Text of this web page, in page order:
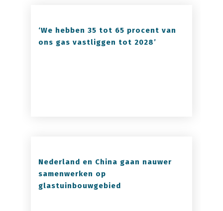
‘We hebben 35 tot 65 procent van
ons gas vastliggen tot 2028’
Nederland en China gaan nauwer
samenwerken op
glastuinbouwgebied